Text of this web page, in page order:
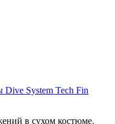
Dive System Tech Fin
в сухом костюме.